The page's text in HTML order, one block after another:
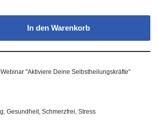
In den Warenkorb
Webinar "Aktiviere Deine Selbstheilungskräfte"
, Gesundheit, Schmerzfrei, Stress